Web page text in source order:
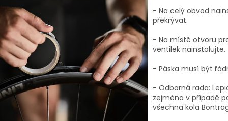
- Na celý obvod
překrývat.
- Na místě otvoru
ventilek nainstalujte.
- Páska musí být
- Odborná rada:
zejména v případě
všechna kola